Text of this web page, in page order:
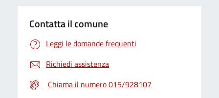
Contatta il comune
Leggi le domande frequenti
Richiedi assistenza
Chiama il numero 015/928107